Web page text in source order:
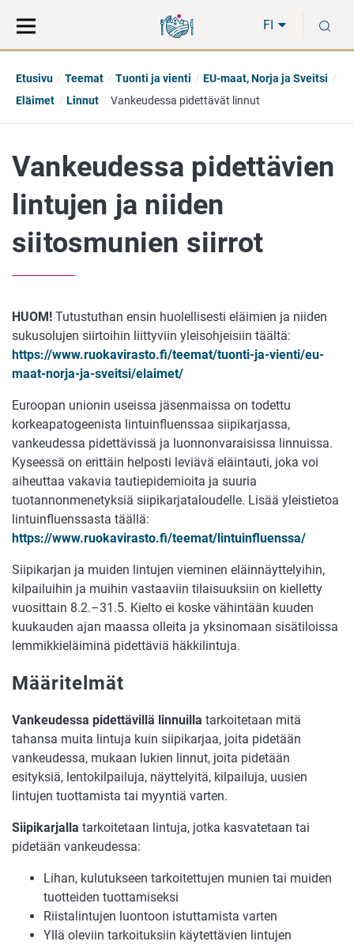
suoraan
sisältöön
koko
sivuston
FI
Etusivu Teemat Tuonti ja vienti
EU-maat, Norja ja Sveitsi
Eläimet
Linnut Vankeudessa pidettävät linnut
Vankeudessa pidettävien
lintujen ja niiden
siitosmunien siirrot
HUOM! Tutustuthan ensin huolellisesti eläimien ja niiden
sukusolujen siirtoihin liittyviin yleisohjeisiin täältä:
https://www.ruokavirasto.fi/teemat/tuonti-ja-vienti/eu-
maat-norja-ja-sveitsi/elaimet/
Euroopan unionin useissa jäsenmaissa on todettu
korkeapatogeenista lintuinfluenssaa siipikarjassa,
vankeudessa pidettävissä ja luonnonvaraisissa linnuissa.
Kyseessä on erittäin helposti leviävä eläintauti, joka voi
aiheuttaa vakavia tautiepidemioita ja suuria
tuotannonmenetyksiä siipikarjataloudelle. Lisää yleistietoa
lintuinfluenssasta täällä:
https://www.ruokavirasto.fi/teemat/lintuinfluenssa/
Siipikarjan ja muiden lintujen vieminen eläinnäyttelyihin,
kilpailuihin ja muihin vastaaviin tilaisuuksiin on kielletty
vuosittain 8.2.–31.5. Kielto ei koske vähintään kuuden
kuukauden ajan maassa olleita ja yksinomaan sisätiloissa
lemmikkieläiminä pidettäviä häkkilintuja.
Määritelmät
Vankeudessa pidettävillä linnuilla tarkoitetaan mitä
tahansa muita lintuja kuin siipikarjaa, joita pidetään
vankeudessa, mukaan lukien linnut, joita pidetään
esityksiä, lentokilpailuja, näyttelyitä, kilpailuja, uusien
lintujen tuottamista tai myyntiä varten.
Siipikarjalla tarkoitetaan lintuja, jotka kasvatetaan tai
pidetään vankeudessa:
Lihan, kulutukseen tarkoitettujen munien tai muiden
tuotteiden tuottamiseksi
Riistalintujen luontoon istuttamista varten
Yllä oleviin tarkoituksiin käytettävien lintujen